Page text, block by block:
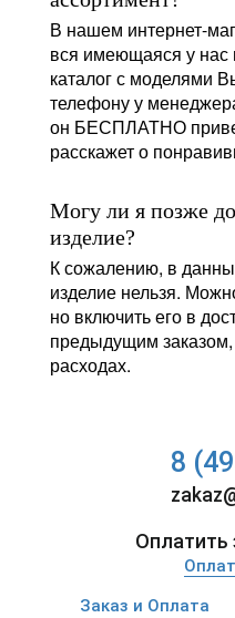
В нашем интернет-
вся имеющаяся у нас
каталог с моделями
телефону у
он БЕСПЛАТНО
расскажет о
Могу ли я позже
изделие?
К сожалению, в
изделие нельзя.
но включить его в
предыдущим
расходах.
8
Оплатить
Заказ и Оплата